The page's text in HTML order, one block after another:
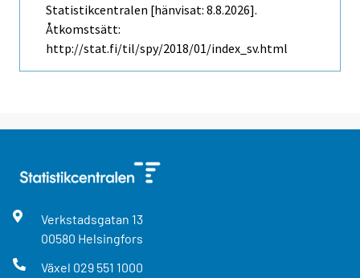
Statistikcentralen [hänvisat: 8.8.2026].
Åtkomstsätt:
http://stat.fi/til/spy/2018/01/index_sv.html
Verkstadsgatan 13
00580 Helsingfors
Växel 029 551 1000